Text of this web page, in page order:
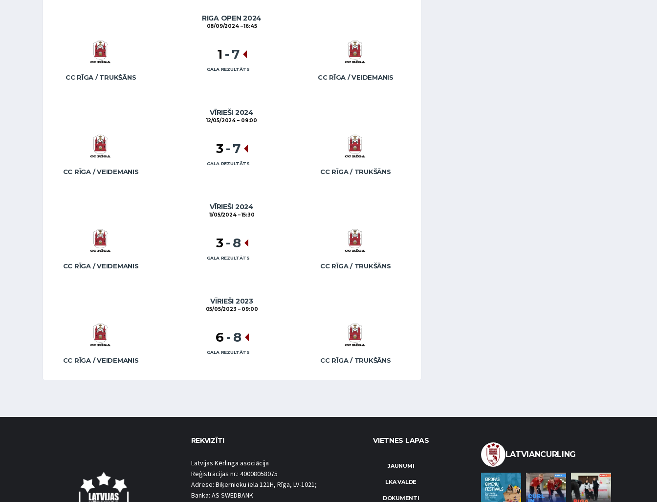
RIGA OPEN 2024
08/09/2024 16:45
CC RĪGA / TRUKŠĀNS CC RĪGA / VEIDEMANIS
1 - 7
GALA REZULTĀTS
VĪRIEŠI 2024
12/05/2024 09:00
CC RĪGA / VEIDEMANIS CC RĪGA / TRUKŠĀNS
3 - 7
GALA REZULTĀTS
VĪRIEŠI 2024
11/05/2024 15:30
CC RĪGA / VEIDEMANIS CC RĪGA / TRUKŠĀNS
3 - 8
GALA REZULTĀTS
VĪRIEŠI 2023
05/05/2023 09:00
CC RĪGA / VEIDEMANIS CC RĪGA / TRUKŠĀNS
6 - 8
GALA REZULTĀTS
REKVIZĪTI
Latvijas Kērlinga asociācija
Reģistrācijas nr.: 40008058075
Adrese: Biķernieku iela 121H, Rīga, LV-1021;
Banka: AS SWEDBANK
VIETNES LAPAS
JAUNUMI
LKA VALDE
DOKUMENTI
LATVIANCURLING